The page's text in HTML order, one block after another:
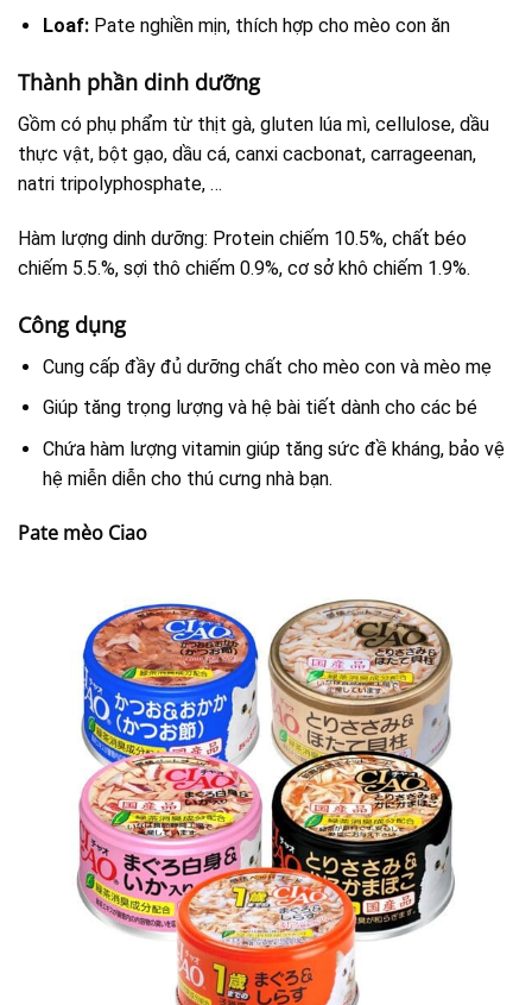
Loaf:Pate nghiền mịn, thích hợp cho mèo con ăn
Thành phần dinh dưỡng
Gồm có phụ phẩm từ thịt gà, gluten lúa mì, cellulose, dầu
thực vật, bột gạo, dầu cá, canxi cacbonat, carrageenan,
natri tripolyphosphate, …
Hàm lượng dinh dưỡng: Protein chiếm 10.5%, chất béo
chiếm 5.5.%, sợi thô chiếm 0.9%, cơ sở khô chiếm 1.9%.
Công dụng
Cung cấp đầy đủ dưỡng chất cho mèo con và mèo mẹ
Giúp tăng trọng lượng và hệ bài tiết dành cho các bé
Chứa hàm lượng vitamin giúp tăng sức đề kháng, bảo vệ
hệ miễn diễn cho thú cưng nhà bạn.
Pate mèo Ciao